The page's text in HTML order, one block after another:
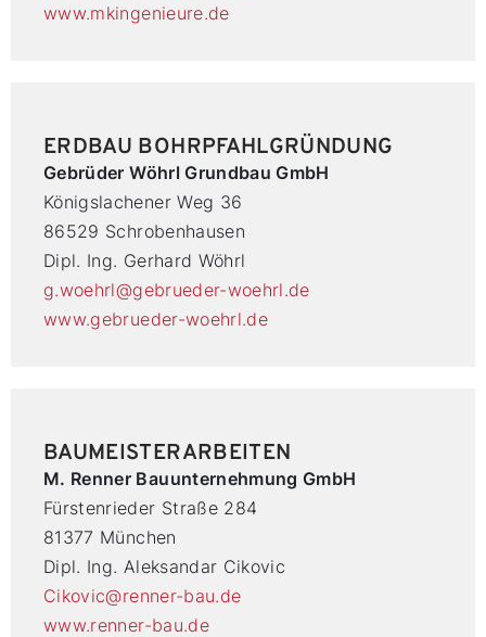
www.mkingenieure.de
ERDBAU BOHRPFAHLGRÜNDUNG
Gebrüder Wöhrl Grundbau GmbH
Königslachener Weg 36
86529 Schrobenhausen
Dipl. Ing. Gerhard Wöhrl
g.woehrl@gebrueder-woehrl.de
www.gebrueder-woehrl.de
BAUMEISTERARBEITEN
M. Renner Bauunternehmung GmbH
Fürstenrieder Straße 284
81377 München
Dipl. Ing. Aleksandar Cikovic
Cikovic@renner-bau.de
www.renner-bau.de